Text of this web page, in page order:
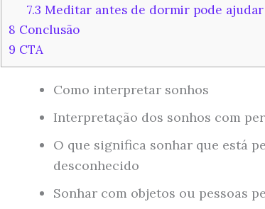
7.3 Meditar antes de dormir pode
8 Conclusão
9 CTA
Como interpretar sonhos
Interpretação dos sonhos com
O que significa sonhar que está
desconhecido
Sonhar com objetos ou pessoas